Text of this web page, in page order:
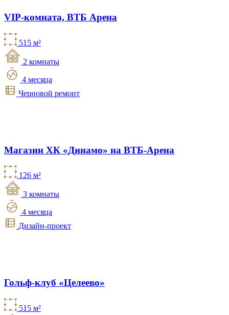
VIP-комната, ВТБ Арена
515 м²
2 комнаты
4 месяца
Черновой ремонт
Магазин ХК «Динамо» на ВТБ-Арена
126 м²
3 комнаты
4 месяца
Дизайн-проект
Гольф-клуб «Целеево»
515 м²